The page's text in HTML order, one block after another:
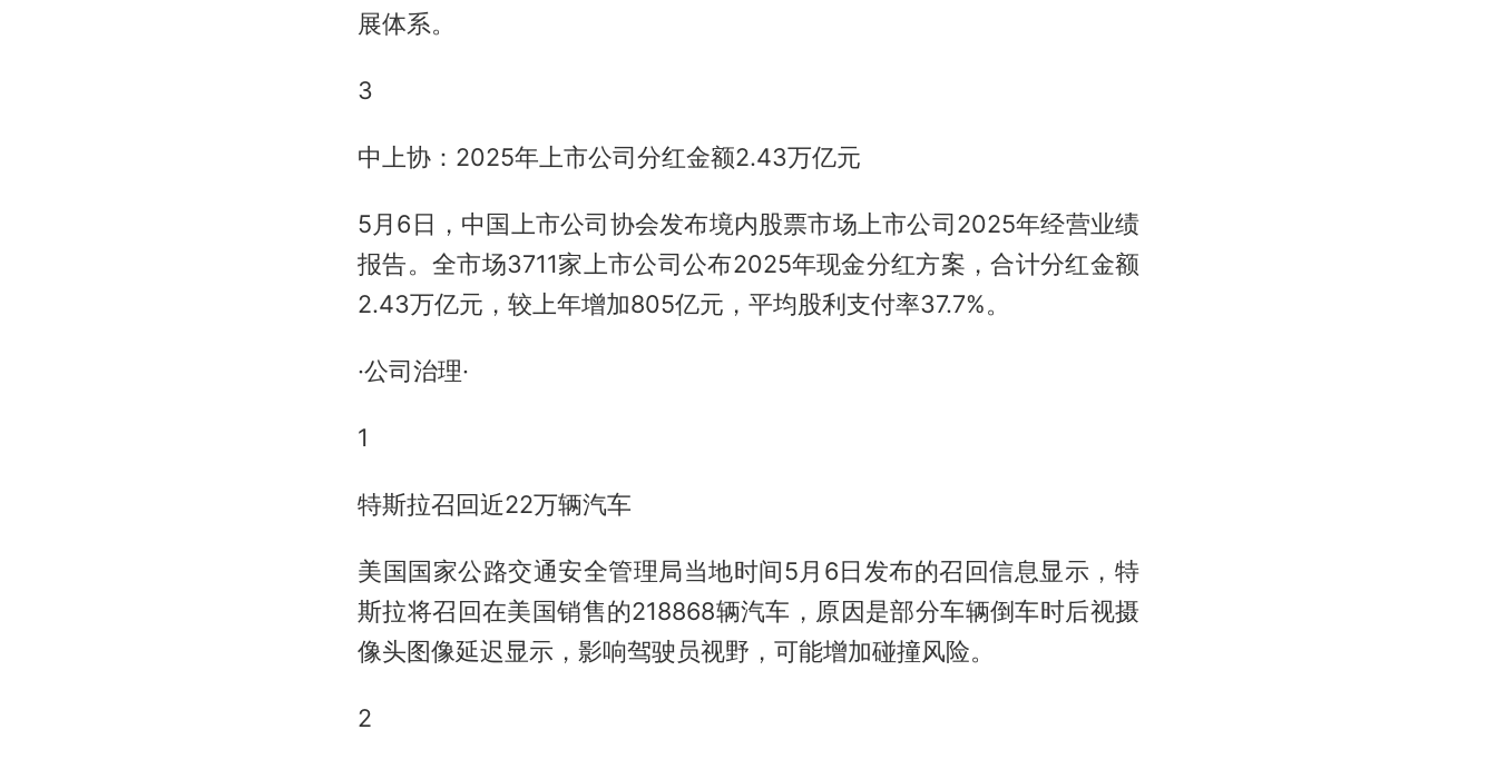
展体系。
3
中上协：2025年上市公司分红金额2.43万亿元
5月6日，中国上市公司协会发布境内股票市场上市公司2025年经营业绩
报告。全市场3711家上市公司公布2025年现金分红方案，合计分红金额
2.43万亿元，较上年增加805亿元，平均股利支付率37.7%。
·公司治理·
1
特斯拉召回近22万辆汽车
美国国家公路交通安全管理局当地时间5月6日发布的召回信息显示，特
斯拉将召回在美国销售的218868辆汽车，原因是部分车辆倒车时后视摄
像头图像延迟显示，影响驾驶员视野，可能增加碰撞风险。
2